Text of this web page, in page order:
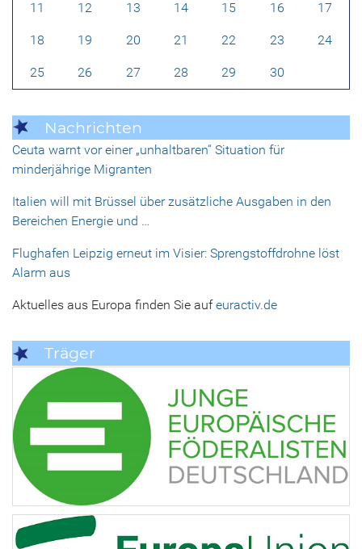
11 12 13 14 15 16 17
18 19 20 21 22 23 24
25 26 27 28 29 30
Nachrichten
Ceuta warnt vor einer „unhaltbaren“ Situation für
minderjährige Migranten
Italien will mit Brüssel über zusätzliche Ausgaben in den
Bereichen Energie und …
Flughafen Leipzig erneut im Visier: Sprengstoffdrohne löst
Alarm aus
Aktuelles aus Europa finden Sie aufeuractiv.de
Träger